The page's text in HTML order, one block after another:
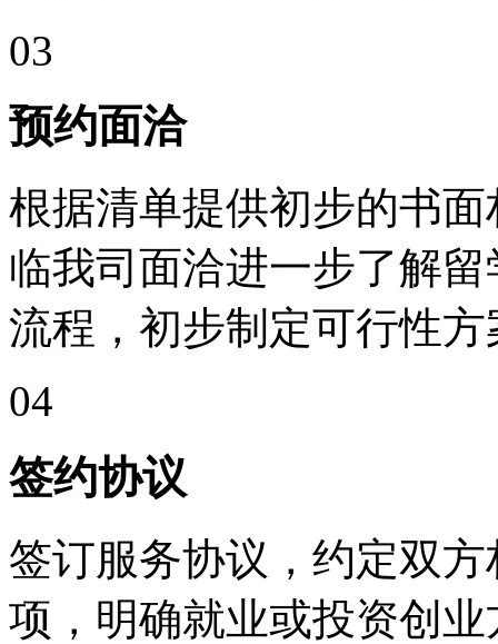
03
预约面洽
根据清单提供初步的书
临我司面洽进一步了解
流程，初步制定可行性方
04
签约协议
签订服务协议，约定双
项，明确就业或投资创